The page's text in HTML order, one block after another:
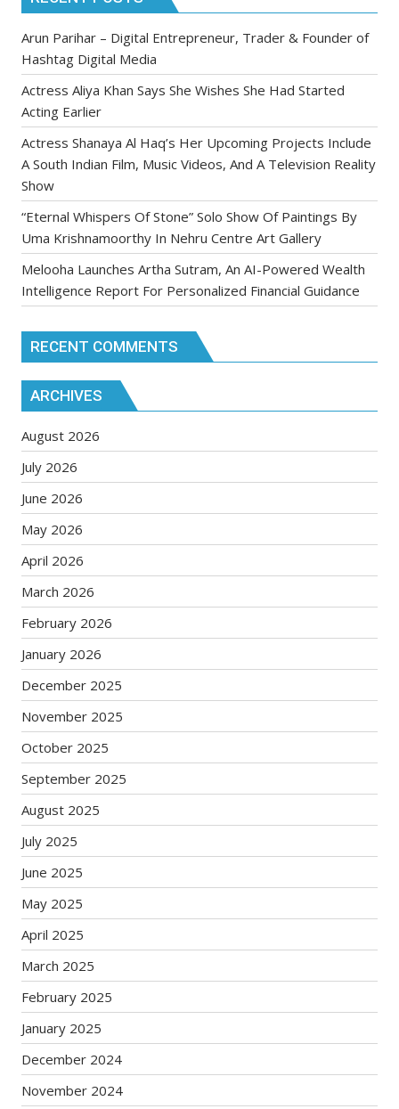
Arun Parihar – Digital Entrepreneur, Trader & Founder of
Hashtag Digital Media
Actress Aliya Khan Says She Wishes She Had Started
Acting Earlier
Actress Shanaya Al Haq’s Her Upcoming Projects Include
A South Indian Film, Music Videos, And A Television Reality
Show
“Eternal Whispers Of Stone” Solo Show Of Paintings By
Uma Krishnamoorthy In Nehru Centre Art Gallery
Melooha Launches Artha Sutram, An AI-Powered Wealth
Intelligence Report For Personalized Financial Guidance
RECENT COMMENTS
ARCHIVES
August 2026
July 2026
June 2026
May 2026
April 2026
March 2026
February 2026
January 2026
December 2025
November 2025
October 2025
September 2025
August 2025
July 2025
June 2025
May 2025
April 2025
March 2025
February 2025
January 2025
December 2024
November 2024